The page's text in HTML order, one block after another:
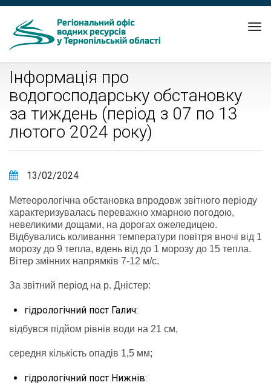
Інформація про
водогосподарську обстановку
за тиждень (період з 07 по 13
лютого 2024 року)
13/02/2024
Метеорологічна обстановка впродовж звітного періоду
характеризувалась переважно хмарною погодою,
невеликими дощами, на дорогах ожеледицею.
Відбувались коливання температури повітря вночі від 1
морозу до 9 тепла, вдень від до 1 морозу до 15 тепла.
Вітер змінних напрямків 7-12 м/с.
За звітний період на р. Дністер:
гідрологічний пост Галич:
відбувся підйом рівнів води на 21 см,
середня кількість опадів 1,5 мм;
гідрологічний пост Нижнів: